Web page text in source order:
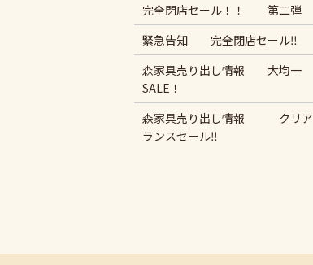
完全閉店セール！！ 第二弾
緊急告知 完全閉店セール‼︎
森家具売り出し情報 大均一
SALE！
森家具売り出し情報 クリア
ランスセール‼︎